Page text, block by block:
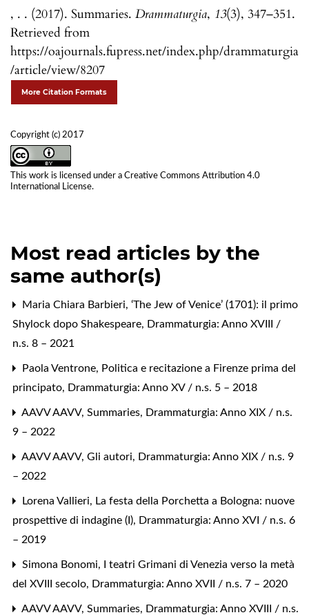
, . . (2017). Summaries. Drammaturgia, 13(3), 347–351.
Retrieved from
https://oajournals.fupress.net/index.php/drammaturgia
/article/view/8207
More Citation Formats
Copyright (c) 2017
This work is licensed under a Creative Commons Attribution 4.0
International License.
Most read articles by the
same author(s)
Maria Chiara Barbieri, ‘The Jew of Venice’ (1701): il primo
Shylock dopo Shakespeare, Drammaturgia: Anno XVIII /
n.s. 8 – 2021
Paola Ventrone, Politica e recitazione a Firenze prima del
principato, Drammaturgia: Anno XV / n.s. 5 – 2018
AAVV AAVV, Summaries, Drammaturgia: Anno XIX / n.s.
9 – 2022
AAVV AAVV, Gli autori, Drammaturgia: Anno XIX / n.s. 9
– 2022
Lorena Vallieri, La festa della Porchetta a Bologna: nuove
prospettive di indagine (I), Drammaturgia: Anno XVI / n.s. 6
– 2019
Simona Bonomi,
I teatri Grimani di Venezia verso la metà
del XVIII secolo, Drammaturgia: Anno XVII / n.s. 7 – 2020
AAVV AAVV, Summaries, Drammaturgia: Anno XVIII / n.s.